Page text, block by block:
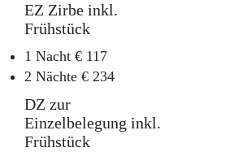
EZ Zirbe inkl.
Frühstück
1 Nacht € 117
2 Nächte € 234
DZ zur
Einzelbelegung inkl.
Frühstück